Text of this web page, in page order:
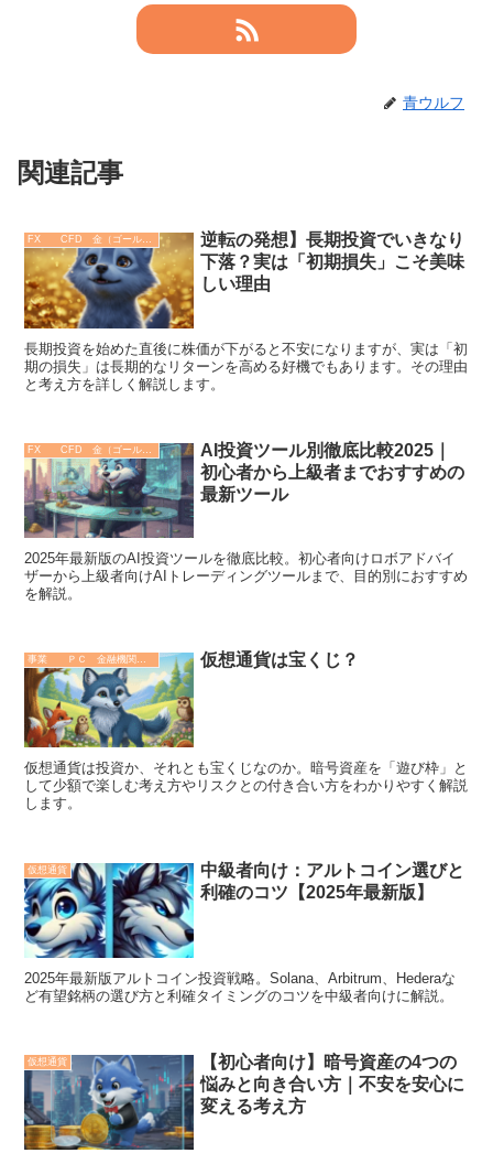
青ウルフ
関連記事
FX CFD 金（ゴールド）
逆転の発想】長期投資でいきなり
下落？実は「初期損失」こそ美味
しい理由
長期投資を始めた直後に株価が下がると不安になりますが、実は「初
期の損失」は長期的なリターンを高める好機でもあります。その理由
と考え方を詳しく解説します。
AI投資ツール別徹底比較2025｜
初心者から上級者までおすすめの
最新ツール
2025年最新版のAI投資ツールを徹底比較。初心者向けロボアドバイ
ザーから上級者向けAIトレーディングツールまで、目的別におすすめ
を解説。
事業 ＰＣ 金融機関 その他 仮想通貨は宝くじ？
仮想通貨は投資か、それとも宝くじなのか。暗号資産を「遊び枠」と
して少額で楽しむ考え方やリスクとの付き合い方をわかりやすく解説
します。
仮想通貨
中級者向け：アルトコイン選びと
利確のコツ【2025年最新版】
2025年最新版アルトコイン投資戦略。Solana、Arbitrum、Hederaな
ど有望銘柄の選び方と利確タイミングのコツを中級者向けに解説。
仮想通貨
【初心者向け】暗号資産の4つの
悩みと向き合い方｜不安を安心に
変える考え方